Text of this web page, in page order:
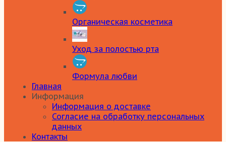
Органическая косметика
Уход за полостью рта
Формула любви
Главная
Информация
Информация о доставке
Согласие на обработку персональных
данных
Контакты